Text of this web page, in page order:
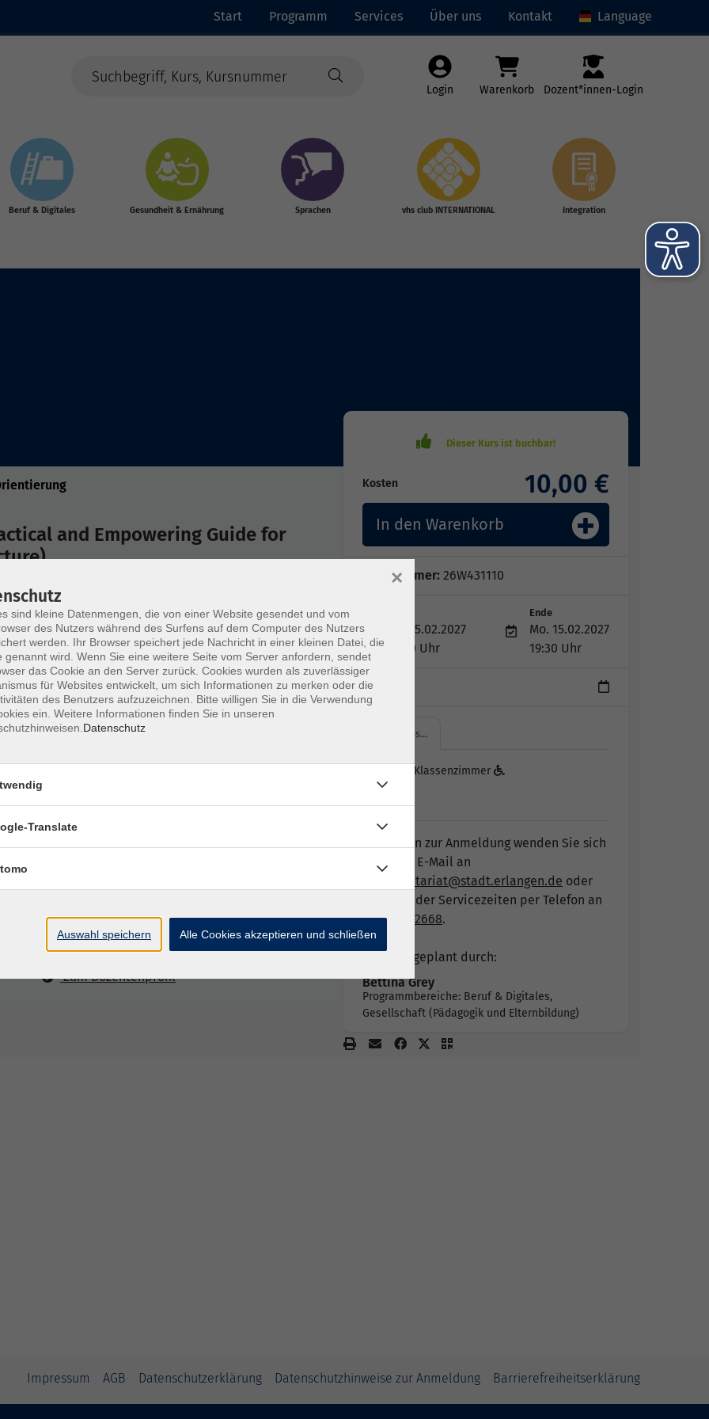
Start Programm Services Über uns Kontakt Language
Login Warenkorb Dozent*innen-Login
Beruf & Digitales Gesundheit & Ernährung Sprachen vhs club INTERNATIONAL Integration
and Empowering Guide for
their families and later wish to return to
on insights into how to restart your career,
topics such as social security, pension, and
common barriers – from language and
realistic strategies to overcome them.
exchange.
per E-Mail.
Kerstin Brunner
Kursleitung
Zum Dozentenprofil
Kosten 10,00 €
In den Warenkorb
Kursnummer: 26W431110
Mo. 15.02.2027
18:00 Uhr
Ende
Mo. 15.02.2027
19:30 Uhr
1 Termin
Virtuelles…
Virtuelles Klassenzimmer
Bei Fragen zur Anmeldung wenden Sie sich
bitte per E-Mail an
vhs.sekretariat@stadt.erlangen.de oder
während der Servicezeiten per Telefon an
09131 86-2668.
Angebot geplant durch:
Bettina Grey
Programmbereiche: Beruf & Digitales,
Gesellschaft (Pädagogik und Elternbildung)
Impressum AGB Datenschutzerklärung Datenschutzhinweise zur Anmeldung Barrierefreiheitserklärung
sind kleine Datenmengen, die von einer Website gesendet und vom
des Nutzers während des Surfens auf dem Computer des Nutzers
werden. Ihr Browser speichert jede Nachricht in einer kleinen Datei, die
genannt wird. Wenn Sie eine weitere Seite vom Server anfordern, sendet
das Cookie an den Server zurück. Cookies wurden als zuverlässiger
für Websites entwickelt, um sich Informationen zu merken oder die
des Benutzers aufzuzeichnen. Bitte willigen Sie in die Verwendung
ein. Weitere Informationen finden Sie in unseren
Datenschutz
×
Translate
Auswahl speichern Alle Cookies akzeptieren und schließen